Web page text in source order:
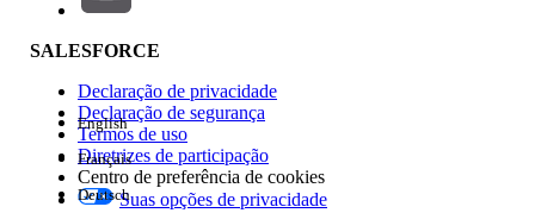
Impacto do recurso
Edição
SALESFORCE
Declaração de privacidade
Declaração de segurança
Termos de uso
Diretrizes de participação
Centro de preferência de cookies
Suas opções de privacidade
English
Français
Deutsch